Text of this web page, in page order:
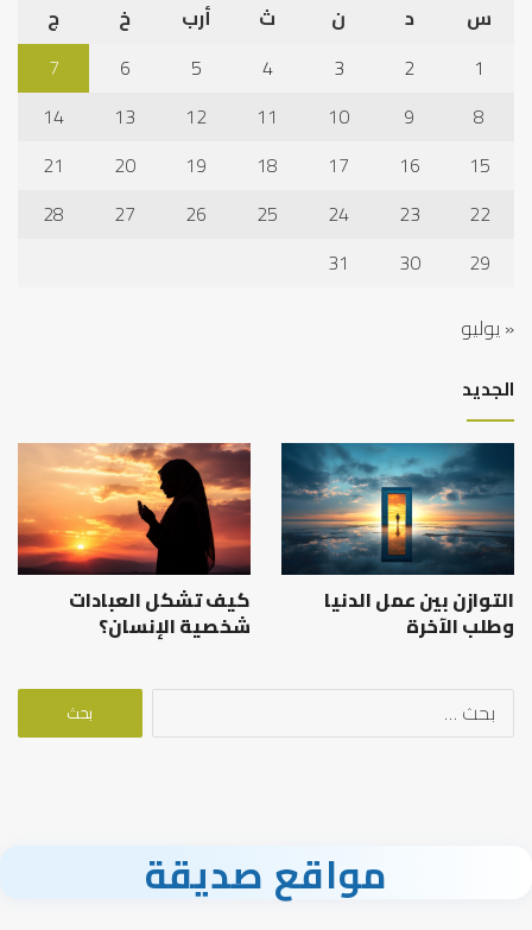
س
د ن ث أرب خ
ج
1
2
3
4
5
6
7
8
9
10
11
12
13
14
15
16
17
18
19
20
21
22
23
24
25
26
27
28
29
30
31
« يوليو
الجديد
التوازن بين عمل الدنيا
وطلب الآخرة
كيف تشكل العبادات
شخصية الإنسان؟
البحث
مواقع صديقة